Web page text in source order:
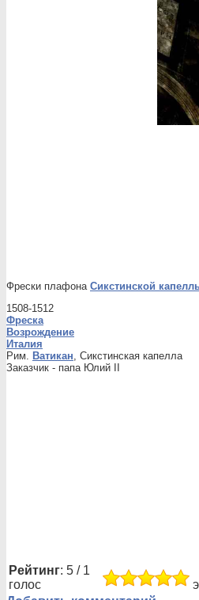
Фрески плафона Сикстинской
1508-1512
Фреска
Возрождение
Италия
Рим. Ватикан, Сикстинская капелла
Заказчик - папа Юлий II
Рейтинг: 5 / 1
голос